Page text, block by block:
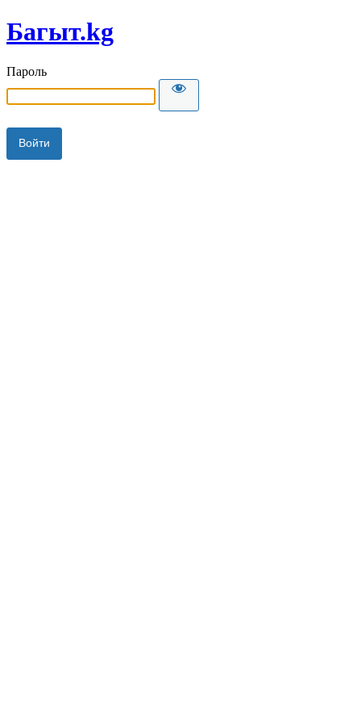
Багыт.kg
Пароль